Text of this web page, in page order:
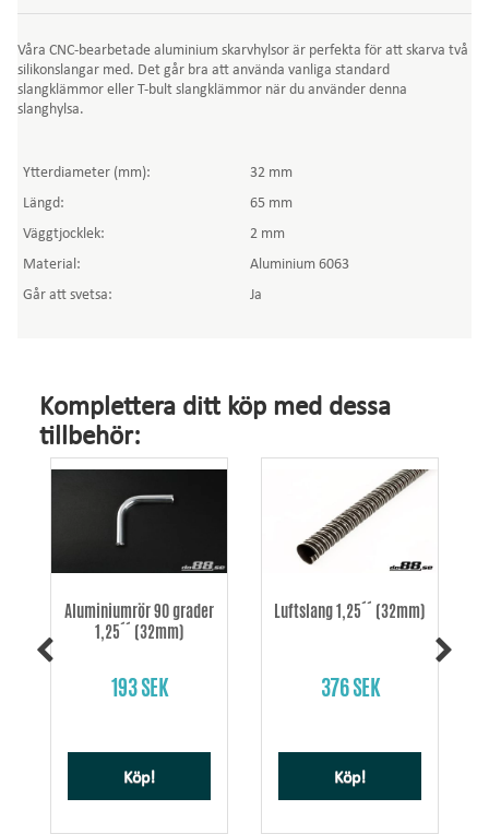
Våra CNC-bearbetade aluminium skarvhylsor är perfekta för att skarva två
silikonslangar med. Det går bra att använda vanliga standard
slangklämmor eller T-bult slangklämmor när du använder denna
slanghylsa.
Ytterdiameter (mm):
32 mm
Längd:
65 mm
Väggtjocklek:
2 mm
Material:
Aluminium 6063
Går att svetsa:
Ja
Komplettera ditt köp med dessa
tillbehör:
Aluminiumrör 90 grader
1,25´´ (32mm)
193 SEK
Köp!
Luftslang 1,25´´ (32mm)
376 SEK
Köp!